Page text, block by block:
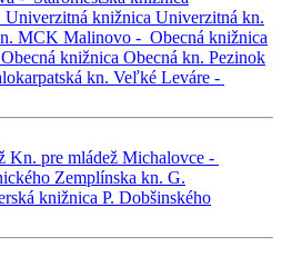
Univerzitná knižnica Univerzitná kn.
MCK Malinovo - Obecná knižnica
Obecná knižnica Obecná kn. Pezinok
kn. Veľké Leváre -
Kn. pre mládež Michalovce -
Zemplínska kn. G.
knižnica P. Dobšinského